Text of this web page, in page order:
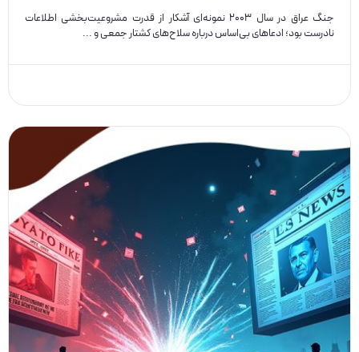
جنگ عراق در سال ۲۰۰۳ نمونه‌ای آشکار از قدرت مشروعیت‌بخشی اطلاعات
نادرست بود؛ ادعاهای بی‌اساس درباره سلاح‌های کشتار جمعی و ...